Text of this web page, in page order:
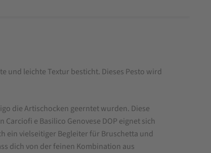
und leichte Textur besticht. Dieses Pesto wird
die Artischocken geerntet wurden. Diese
e Basilico Genovese DOP eignet sich
ein vielseitiger Begleiter für Bruschetta und
dich von der feinen Kombination aus